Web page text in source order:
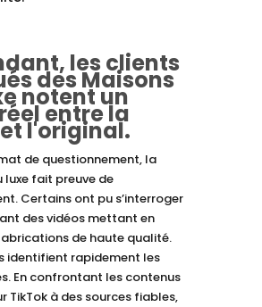
les clients
des Maisons
notent un
entre la
l'original.
de questionnement, la
luxe fait preuve de
Certains ont pu s’interroger
des vidéos mettant en
de haute qualité.
identifient rapidement les
En confrontant les contenus
TikTok à des sources fiables,